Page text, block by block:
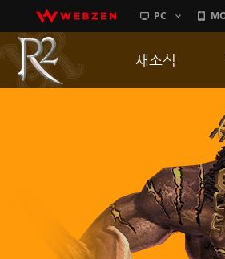
PC
새소식
이벤트
히스토리
PC방으로간다